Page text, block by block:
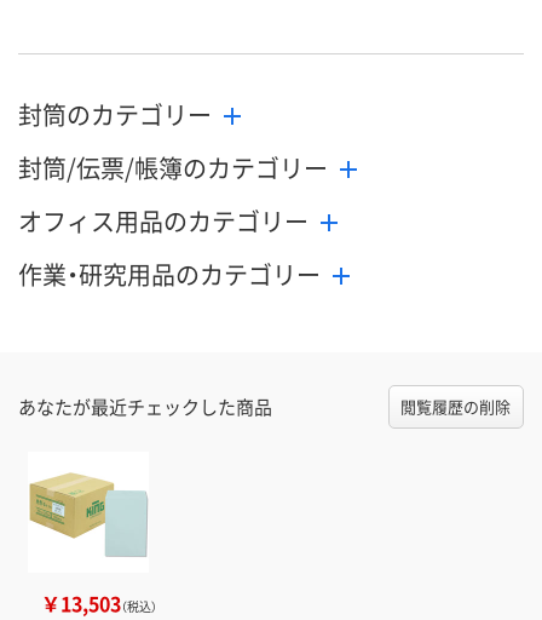
封筒のカテゴリー
封筒/伝票/帳簿のカテゴリー
オフィス用品のカテゴリー
作業・研究用品のカテゴリー
あなたが最近チェックした商品 閲覧履歴の削除
￥13,503（税込）